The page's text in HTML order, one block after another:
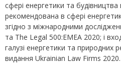
сфері енергетики та будівництва
рекомендована в сфері
згідно з міжнародними
та The Legal 500:EMEA 2020; і
галузі енергетики та природних
видання Ukrainian Law Firms 2020.